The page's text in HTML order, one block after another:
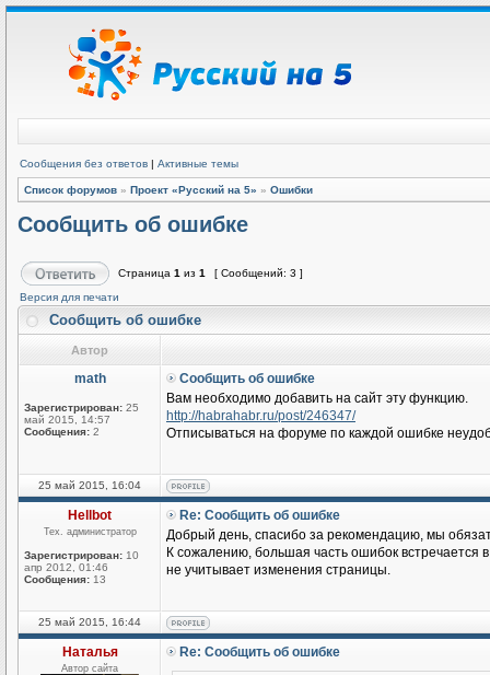
Сообщения без ответов | Активные темы
Список форумов » Проект «Русский на 5» » Ошибки
Сообщить об ошибке
Страница 1 из 1
[ Сообщений: 3 ]
Версия для печати
Сообщить об ошибке
Автор
math
Зарегистрирован: 25
май 2015, 14:57
Сообщения: 2
Сообщить об ошибке
Вам необходимо добавить на сайт эту функцию.
http://habrahabr.ru/post/246347/
Отписываться на форуме по каждой ошибке
25 май 2015, 16:04
Hellbot
Тех. администратор
Зарегистрирован: 10
апр 2012, 01:46
Сообщения: 13
Re: Сообщить об ошибке
Добрый день, спасибо за рекомендацию, мы
К сожалению, большая часть ошибок встречается
не учитывает изменения страницы.
25 май 2015, 16:44
Наталья
Автор сайта
Re: Сообщить об ошибке